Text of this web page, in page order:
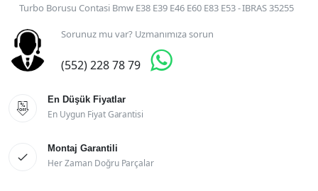
Turbo Borusu Contasi Bmw E38 E39 E46 E60 E83 E53 - IBRAS 35255
Sorunuz mu var? Uzmanımıza sorun
(552) 228 78 79 

En Düşük Fiyatlar
En Uygun Fiyat Garantisi

Montaj Garantili
Her Zaman Doğru Parçalar